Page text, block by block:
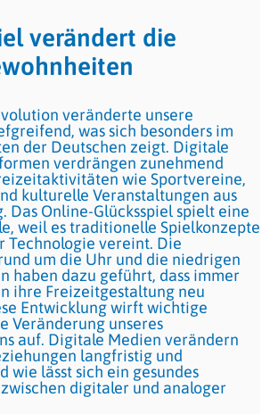
verändert die
veränderte unsere
was sich besonders im
der Deutschen zeigt. Digitale
verdrängen zunehmend
wie Sportvereine,
kulturelle Veranstaltungen aus
Das Online-Glücksspiel spielt eine
weil es traditionelle Spielkonzepte
Technologie vereint. Die
um die Uhr und die niedrigen
haben dazu geführt, dass immer
ihre Freizeitgestaltung neu
Entwicklung wirft wichtige
Veränderung unseres
auf. Digitale Medien verändern
langfristig und
wie lässt sich ein gesundes
digitaler und analoger